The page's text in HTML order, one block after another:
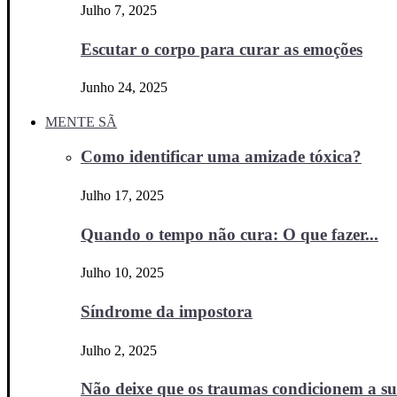
Julho 7, 2025
Escutar o corpo para curar as emoções
Junho 24, 2025
MENTE SÃ
Como identificar uma amizade tóxica?
Julho 17, 2025
Quando o tempo não cura: O que fazer...
Julho 10, 2025
Síndrome da impostora
Julho 2, 2025
Não deixe que os traumas condicionem a